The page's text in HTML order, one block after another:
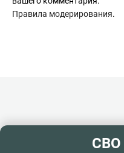
Правила модерирования.
СВО